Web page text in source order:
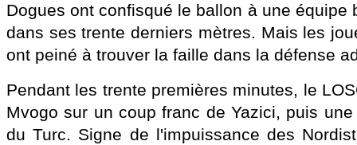
Dogues ont confisqué le ballon à une équipe
dans ses trente derniers mètres. Mais les
ont peiné à trouver la faille dans la défense
Pendant les trente premières minutes, le
Mvogo sur un coup franc de Yazici, puis
du Turc. Signe de l'impuissance des